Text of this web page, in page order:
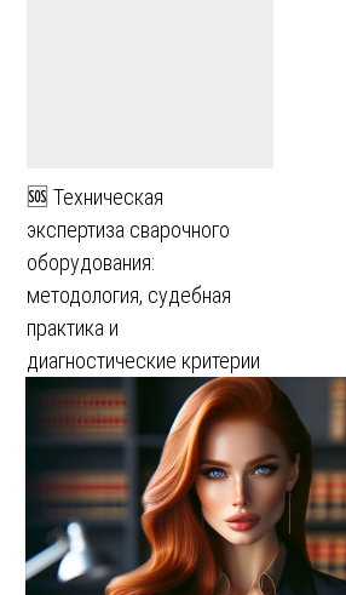
🆘 Техническая
экспертиза сварочного
оборудования:
методология, судебная
практика и
диагностические критерии